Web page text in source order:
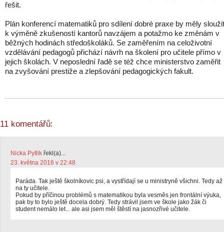
řešit.
Plán konferencí matematiků pro sdílení dobré praxe by měly sloužit
k výměně zkušeností kantorů navzájem a potažmo ke změnám v
běžných hodinách středoškoláků. Se zaměřením na celoživotní
vzdělávání pedagogů přichází návrh na školení pro učitele přímo v
jejich školách. V neposlední řadě se též chce ministerstvo zaměřit
na zvyšování prestiže a zlepšování pedagogických fakult.
11 komentářů:
Nicka Pytlik řekl(a)...
23. května 2016 v 22:48
Paráda. Tak ještě školníkovic psi, a vystřídají se u ministryně všichni. Tedy až
na ty učitele.
Pokud by příčinou problémů s matematikou byla vesměs jen frontální výuka,
pak by to bylo ještě docela dobrý. Tedy strávil jsem ve škole jako žák či
student nemálo let... ale asi jsem měl štěstí na jasnozřivé učitele.